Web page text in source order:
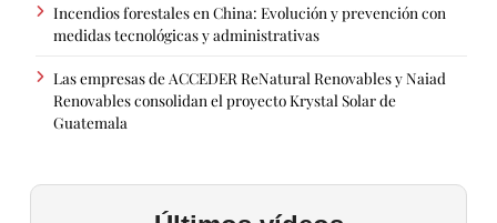
Incendios forestales en China: Evolución y prevención con
medidas tecnológicas y administrativas
Las empresas de ACCEDER ReNatural Renovables y Naiad
Renovables consolidan el proyecto Krystal Solar de
Guatemala